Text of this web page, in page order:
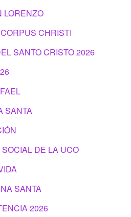
LORENZO
CHRISTI
SANTO CRISTO 2026
SANTA
DE LA UCO
SANTA
2026